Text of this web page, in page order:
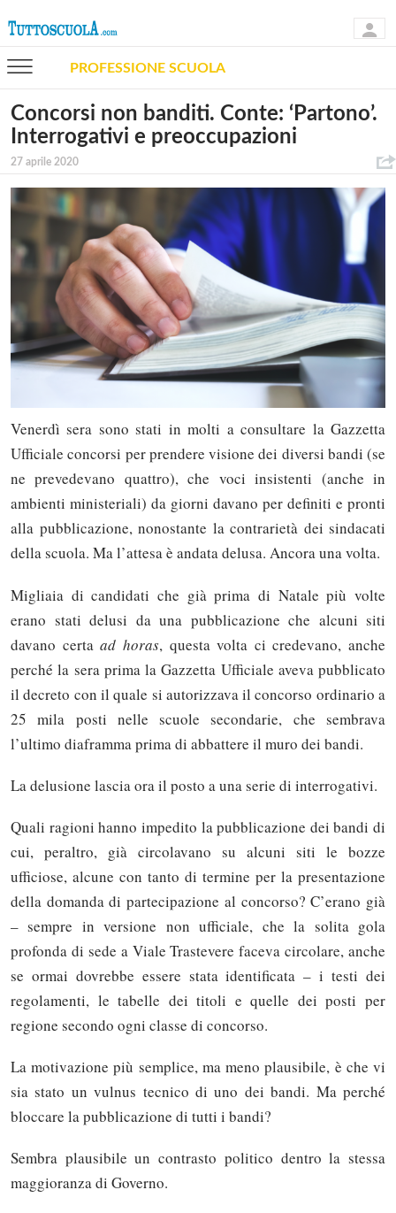
PROFESSIONE SCUOLA
Concorsi non banditi. Conte: ‘Partono’.
Interrogativi e preoccupazioni
27 aprile 2020
Venerdì sera sono stati in molti a consultare la Gazzetta
Ufficiale concorsi per prendere visione dei diversi bandi (se
ne prevedevano quattro), che voci insistenti (anche in
ambienti ministeriali) da giorni davano per definiti e pronti
alla pubblicazione, nonostante la contrarietà dei sindacati
della scuola. Ma l’attesa è andata delusa. Ancora una volta.
Migliaia di candidati che già prima di Natale più volte
erano stati delusi da una pubblicazione che alcuni siti
davano certaad horas, questa volta ci credevano, anche
perché la sera prima la Gazzetta Ufficiale aveva pubblicato
il decreto con il quale si autorizzava il concorso ordinario a
25 mila posti nelle scuole secondarie, che sembrava
l’ultimo diaframma prima di abbattere il muro dei bandi.
La delusione lascia ora il posto a una serie di interrogativi.
Quali ragioni hanno impedito la pubblicazione dei bandi di
cui, peraltro, già circolavano su alcuni siti le bozze
ufficiose, alcune con tanto di termine per la presentazione
della domanda di partecipazione al concorso? C’erano già
– sempre in versione non ufficiale, che la solita gola
profonda di sede a Viale Trastevere faceva circolare, anche
se ormai dovrebbe essere stata identificata – i testi dei
regolamenti, le tabelle dei titoli e quelle dei posti per
regione secondo ogni classe di concorso.
La motivazione più semplice, ma meno plausibile, è che vi
sia stato un vulnus tecnico di uno dei bandi. Ma perché
bloccare la pubblicazione di tutti i bandi?
Sembra plausibile un contrasto politico dentro la stessa
maggioranza di Governo.